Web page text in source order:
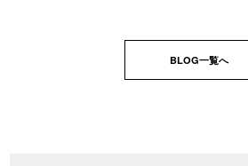
BLOG一覧へ